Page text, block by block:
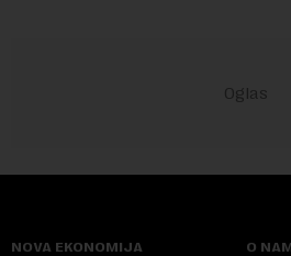
NOVA EKONOMIJA O